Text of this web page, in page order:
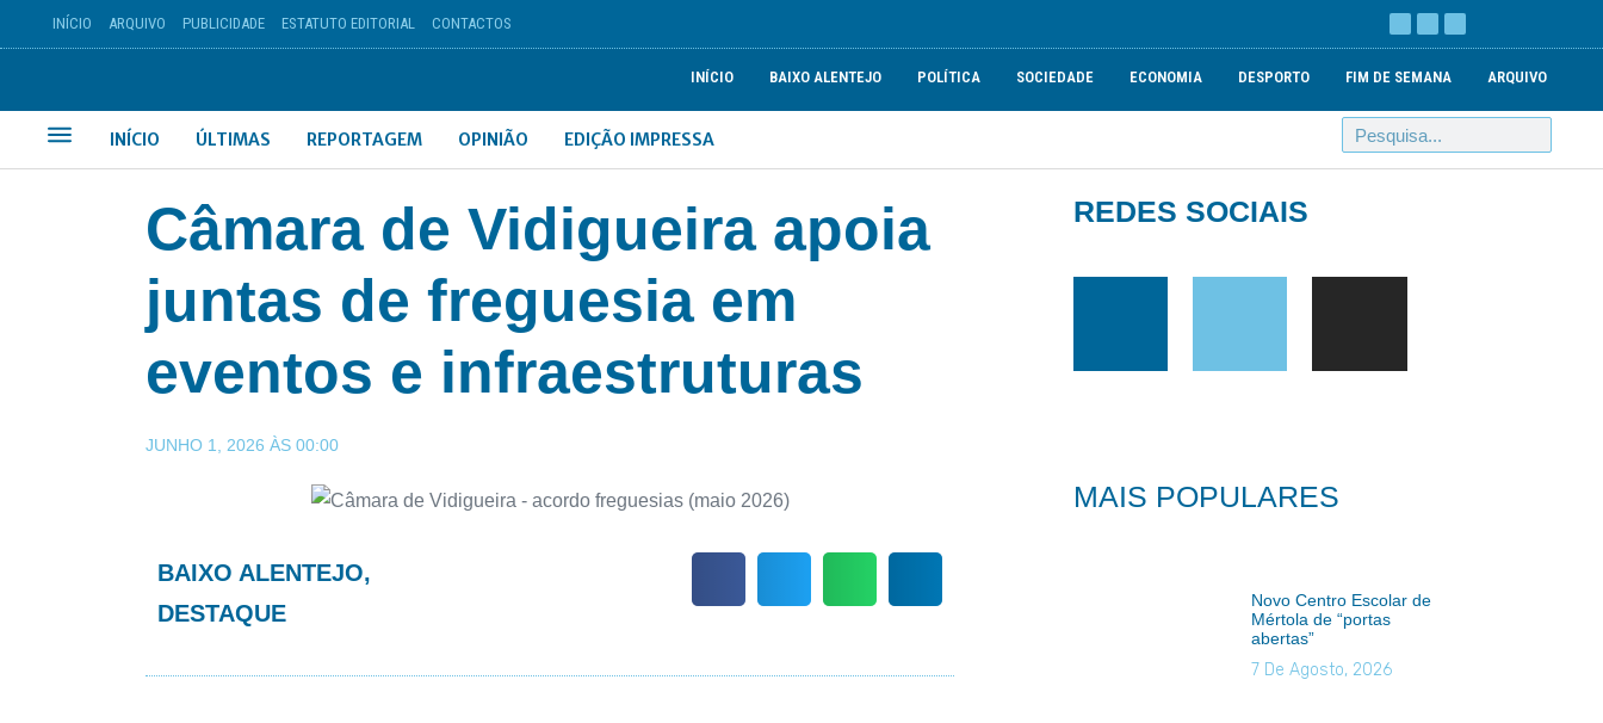
INÍCIO ARQUIVO PUBLICIDADE ESTATUTO EDITORIAL CONTACTOS
INÍCIO BAIXO ALENTEJO POLÍTICA SOCIEDADE ECONOMIA DESPORTO FIM DE SEMANA ARQUIVO
INÍCIO ÚLTIMAS REPORTAGEM OPINIÃO EDIÇÃO IMPRESSA
Câmara de Vidigueira apoia
juntas de freguesia em
eventos e infraestruturas
JUNHO 1, 2026 ÀS 00:00
BAIXO ALENTEJO,
DESTAQUE
REDES SOCIAIS
MAIS POPULARES
Novo Centro Escolar de
Mértola de “portas
abertas”
7 De Agosto, 2026